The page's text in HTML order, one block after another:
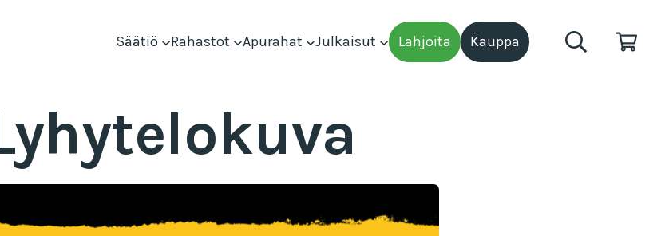
Säätiö Rahastot Apurahat Julkaisut Lahjoita Kauppa